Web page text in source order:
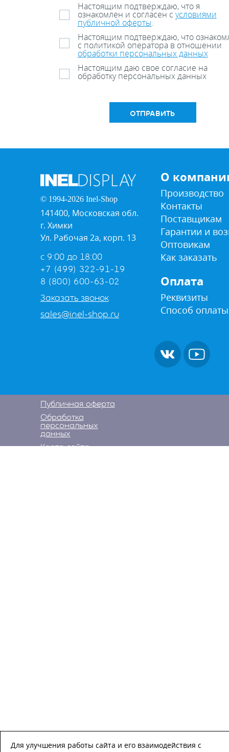
Настоящим подтверждаю, что я
ознакомлен и согласен с условиями
публичной оферты.
Настоящим подтверждаю, что
с политикой оператора в отношении
обработки персональных данных
Настоящим даю свое согласие на
обработку персональных данных
ОТПРАВИТЬ
© 1994-2026 Inel-Shop
141400, Московская обл.
г. Химки
Ул. Рабочая 2а, корп. 13
с 9:00 до 18:00
+7 (499) 322-91-19
8 (800) 600-63-02
Заказать звонок
sales@inel-shop.ru
О
Производство
Контакты
Поставщикам
Гарантии и
Оптовикам
Как заказать
Оплата
Реквизиты
Способ оплаты
Публичная оферта
Обработка
персональных
данных
Карта сайта
Для улучшения работы сайта и его взаимодействия с